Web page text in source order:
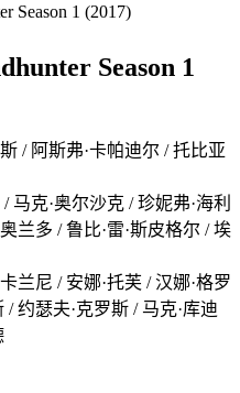
Season 1 (2017)
Season 1
/ 阿斯弗·卡帕迪尔 / 托比亚
马克·奥尔沙克 / 珍妮弗·海利
兰多 / 鲁比·雷·斯皮格尔 / 埃
兰尼 / 安娜·托芙 / 汉娜·格罗
约瑟夫·克罗斯 / 马克·库迪